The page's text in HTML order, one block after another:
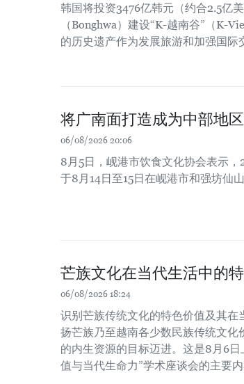
韩国将投资3476亿韩元（约合2.5亿
（Bonghwa）建设“K-越南谷”（K-
的历史遗产作为发展旅游和加强国际
将广南面打造成为中部地
06/08/2026 20:06
8月5日，岘港市饮食文化协会表示
于8月14日至15日在岘港市和强坊仙
芒族文化在当代生活中的
06/08/2026 18:24
识别芒族传统文化的特色价值及其
扬芒族乃至越南各少数民族传统文
的内生资源的目标迈进。这是8月6
值与当代生命力”学术座谈会的主要内